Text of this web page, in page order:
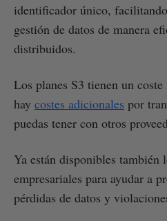
identificador único,
gestión de datos de manera
distribuidos.
Los planes S3 tienen un
hay costes adicionales por
puedas tener con otros
Ya están disponibles también
empresariales para ayudar a
pérdidas de datos y